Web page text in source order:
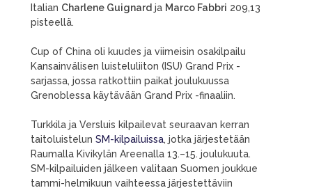
Italian Charlene Guignard ja Marco Fabbri 209,13
pisteellä.
Cup of China oli kuudes ja viimeisin osakilpailu
Kansainvälisen luisteluliiton (ISU) Grand Prix -
sarjassa, jossa ratkottiin paikat joulukuussa
Grenoblessa käytävään Grand Prix -finaaliin.
Turkkila ja Versluis kilpailevat seuraavan kerran
taitoluistelun SM-kilpailuissa, jotka järjestetään
Raumalla Kivikylän Areenalla 13.–15. joulukuuta.
SM-kilpailuiden jälkeen valitaan Suomen joukkue
tammi-helmikuun vaihteessa järjestettäviin